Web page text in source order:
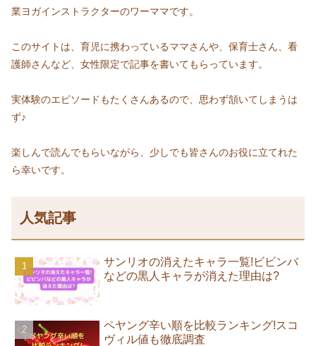
業ヨガインストラクターのワーママです。
このサイトは、育児に携わっているママさんや、保育士さん、看
護師さんなど、女性限定で記事を書いてもらっています。
実体験のエピソードもたくさんあるので、思わず頷いてしまうは
ず♪
楽しんで読んでもらいながら、少しでも皆さんのお役に立てれた
ら幸いです。
人気記事
サンリオの消えたキャラ一覧!ビビンバ
などの黒人キャラが消えた理由は?
ペヤング辛い順を比較ランキング!スコ
ヴィル値も徹底調査